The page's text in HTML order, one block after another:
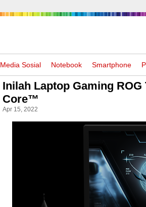
Media Sosial Notebook Smartphone
Inilah Laptop Gaming
Core™
Apr 15, 2022